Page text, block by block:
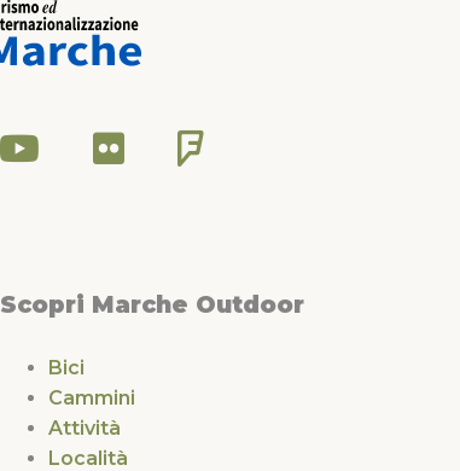
Scopri Marche Outdoor
Bici
Cammini
Attività
Località